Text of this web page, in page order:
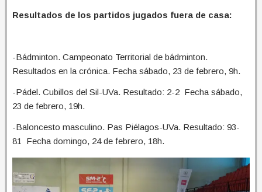
Resultados de los partidos jugados fuera de casa:
-Bádminton. Campeonato Territorial de bádminton.
Resultados en la crónica. Fecha sábado, 23 de febrero, 9h.
-Pádel. Cubillos del Sil-UVa. Resultado: 2-2 Fecha sábado,
23 de febrero, 19h.
-Baloncesto masculino. Pas Piélagos-UVa. Resultado: 93-
81 Fecha domingo, 24 de febrero, 18h.